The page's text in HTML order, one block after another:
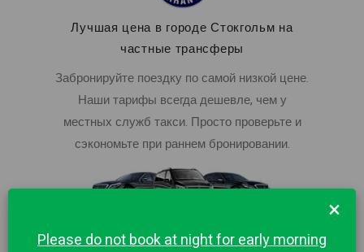
Лучшая цена в городе Стокгольм на
частные трансферы
Забронируйте поездку по самой низкой цене.
Наши тарифы всегда дешевле, чем у
местных служб такси. Просто проверьте и
сэкономьте при раннем бронировании.
Личный водитель и большой автопарк
×
Please do not book at night for early morning